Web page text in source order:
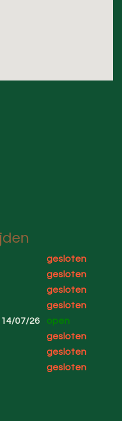
gesloten
gesloten
gesloten
gesloten
07/26
open
gesloten
gesloten
gesloten